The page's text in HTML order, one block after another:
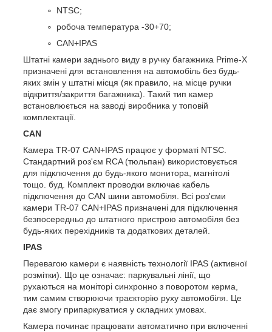
NTSC;
робоча температура -30+70;
CAN+IPAS
Штатні камери заднього виду в ручку багажника Prime-X
призначені для встановлення на автомобіль без будь-
яких змін у штатні місця (як правило, на місце ручки
відкриття/закриття багажника). Такий тип камер
встановлюється на заводі виробника у топовій
комплектації.
CAN
Камера TR-07 CAN+IPAS працює у форматі NTSC.
Стандартний роз'єм RCA (тюльпан) використовується
для підключення до будь-якого монитора, магнітолі
тощо. буд. Комплект проводки включає кабель
підключення до CAN шини автомобіля. Всі роз'єми
камери TR-07 CAN+IPAS призначені для підключення
безпосередньо до штатного пристрою автомобіля без
будь-яких перехідників та додаткових деталей.
IPAS
Перевагою камери є наявність технології IPAS (активної
розмітки). Що це означає: паркувальні лінії, що
рухаються на моніторі синхронно з поворотом керма,
тим самим створюючи траєкторію руху автомобіля. Це
дає змогу припаркуватися у складних умовах.
Камера починає працювати автоматично при включенні